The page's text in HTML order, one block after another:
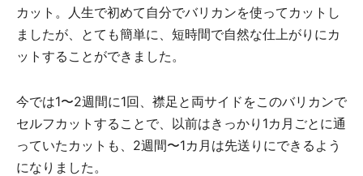
カット。人生で初めて自分でバリカンを使ってカットし
ましたが、とても簡単に、短時間で自然な仕上がりにカ
ットすることができました。
今では1〜2週間に1回、襟足と両サイドをこのバリカンで
セルフカットすることで、以前はきっかり1カ月ごとに通
っていたカットも、2週間〜1カ月は先送りにできるよう
になりました。